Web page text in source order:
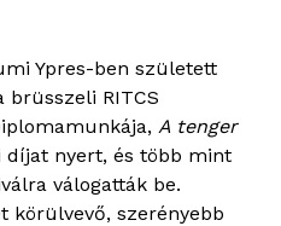
Ypres-ben született
brüsszeli RITCS
A tenger
díjat nyert, és több mint
válogatták be.
körülvevő, szerényebb